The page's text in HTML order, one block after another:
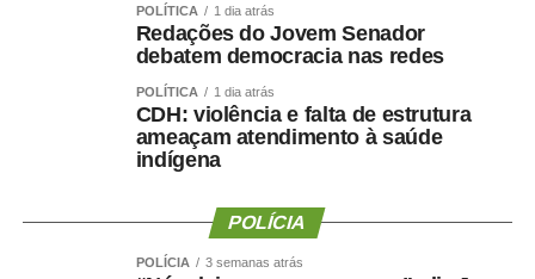
principalmente, a visibilidade da violência
doméstica contra a mulher. Hoje, nós
conseguimos entender que não se trata de
um problema no âmbito privado, como se
entendia no passado, mas ela se tornou o
centro do debate público. Hoje, nós
mas também a violência psicológica,
moral, patrimonial, sexual e, mais
recentemente, a violência vicária”, afirma.
POLÍTICA 1 dia atrás
Redações do Jovem Senador
debatem democracia nas redes
POLÍTICA 1 dia atrás
CDH: violência e falta de estrutura
ameaçam atendimento à saúde
indígena
POLÍCIA
POLÍCIA 3 semanas atrás